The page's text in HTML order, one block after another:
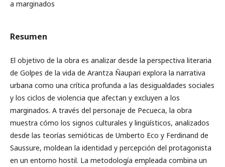
a marginados
Resumen
El objetivo de la obra es analizar desde la perspectiva literaria
de Golpes de la vida de Arantza Ñaupari explora la narrativa
urbana como una crítica profunda a las desigualdades sociales
y los ciclos de violencia que afectan y excluyen a los
marginados. A través del personaje de Pecueca, la obra
muestra cómo los signos culturales y lingüísticos, analizados
desde las teorías semióticas de Umberto Eco y Ferdinand de
Saussure, moldean la identidad y percepción del protagonista
en un entorno hostil. La metodología empleada combina un